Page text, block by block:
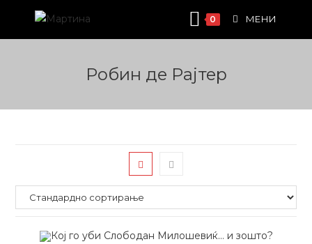
content
0 МЕНИ
Робин де Рајтер